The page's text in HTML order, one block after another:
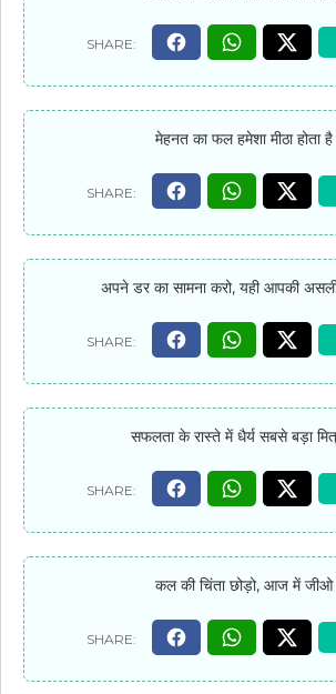
मेहनत का फल हमेशा मीठा होता
अपने डर का सामना करो, यही आपकी
सफलता के रास्ते में धैर्य सबसे बड़ा
कल की चिंता छोड़ो, आज में